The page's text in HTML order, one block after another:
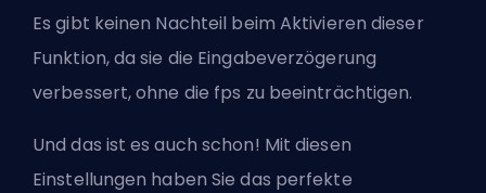
Es gibt keinen Nachteil beim Aktivieren dieser
Funktion, da sie die Eingabeverzögerung
verbessert, ohne die fps zu beeinträchtigen.
Und das ist es auch schon! Mit diesen
Einstellungen haben Sie das perfekte